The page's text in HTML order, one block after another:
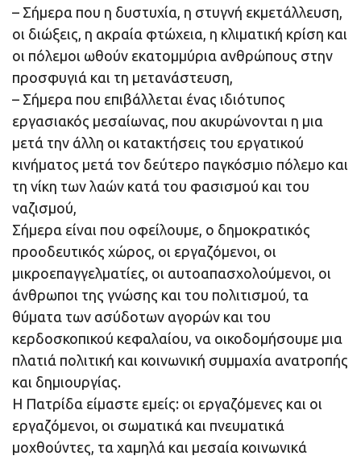
– Σήμερα που η δυστυχία, η στυγνή εκμετάλλευση,
οι διώξεις, η ακραία φτώχεια, η κλιματική κρίση και
οι πόλεμοι ωθούν εκατομμύρια ανθρώπους στην
προσφυγιά και τη μετανάστευση,
– Σήμερα που επιβάλλεται ένας ιδιότυπος
εργασιακός μεσαίωνας, που ακυρώνονται η μια
μετά την άλλη οι κατακτήσεις του εργατικού
κινήματος μετά τον δεύτερο παγκόσμιο πόλεμο και
τη νίκη των λαών κατά του φασισμού και του
ναζισμού,
Σήμερα είναι που οφείλουμε, ο δημοκρατικός
προοδευτικός χώρος, οι εργαζόμενοι, οι
μικροεπαγγελματίες, οι αυτοαπασχολούμενοι, οι
άνθρωποι της γνώσης και του πολιτισμού, τα
θύματα των ασύδοτων αγορών και του
κερδοσκοπικού κεφαλαίου, να οικοδομήσουμε μια
πλατιά πολιτική και κοινωνική συμμαχία ανατροπής
και δημιουργίας.
Η Πατρίδα είμαστε εμείς: οι εργαζόμενες και οι
εργαζόμενοι, οι σωματικά και πνευματικά
μοχθούντες, τα χαμηλά και μεσαία κοινωνικά